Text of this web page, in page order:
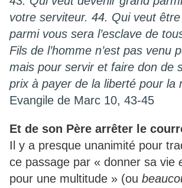
votre serviteur. 44. Qui veut
parmi vous sera l’esclave de
Fils de l’homme n’est pas venu
mais pour servir et faire don de
prix à payer de la liberté pour la
Evangile de Marc 10, 43-45
Et de son Père arrêter le
Il y a presque unanimité pour
ce passage par « donner sa vie
pour une multitude » (ou